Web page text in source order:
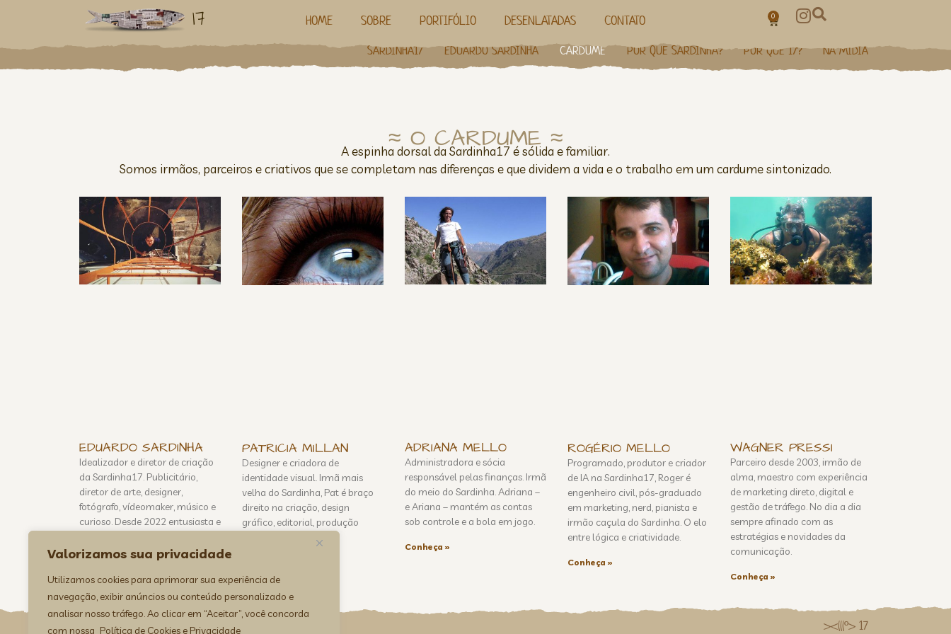
Valorizamos sua privacidade
Utilizamos cookies para aprimorar sua experiência de
navegação, exibir anúncios ou conteúdo personalizado e
analisar nosso tráfego. Ao clicar em “Aceitar”, você concorda
com nossa Política de Cookies e Privacidade
17 HOME SOBRE PORTIFÓLIO DESENLATADAS CONTATO 0
SARDINHA17 EDUARDO SARDINHA CARDUME POR QUE SARDINHA? POR QUE 17? NA MÍDIA
≈ O CARDUME ≈
A espinha dorsal da Sardinha17 é sólida e familiar.
Somos irmãos, parceiros e criativos que se completam nas diferenças e que dividem a vida e o trabalho em um cardume sintonizado.
EDUARDO SARDINHA
Idealizador e diretor de criação
da Sardinha17. Publicitário,
diretor de arte, designer,
fotógrafo, vídeomaker, músico e
curioso. Desde 2022 entusiasta e
Artificial.
Conheça »
PATRICIA MILLAN
Designer e criadora de
identidade visual. Irmã mais
velha do Sardinha, Pat é braço
direito na criação, design
gráfico, editorial, produção
ADRIANA MELLO
Administradora e sócia
responsável pelas finanças. Irmã
do meio do Sardinha. Adriana –
e Ariana – mantém as contas
sob controle e a bola em jogo.
Conheça »
ROGÉRIO MELLO
Programado, produtor e criador
de IA na Sardinha17, Roger é
engenheiro civil, pós-graduado
em marketing, nerd, pianista e
irmão caçula do Sardinha. O elo
entre lógica e criatividade.
Conheça »
WAGNER PRESSI
Parceiro desde 2003, irmão de
alma, maestro com experiência
de marketing direto, digital e
gestão de tráfego. No dia a dia
sempre afinado com as
estratégias e novidades da
comunicação.
Conheça »
><(((º> 17